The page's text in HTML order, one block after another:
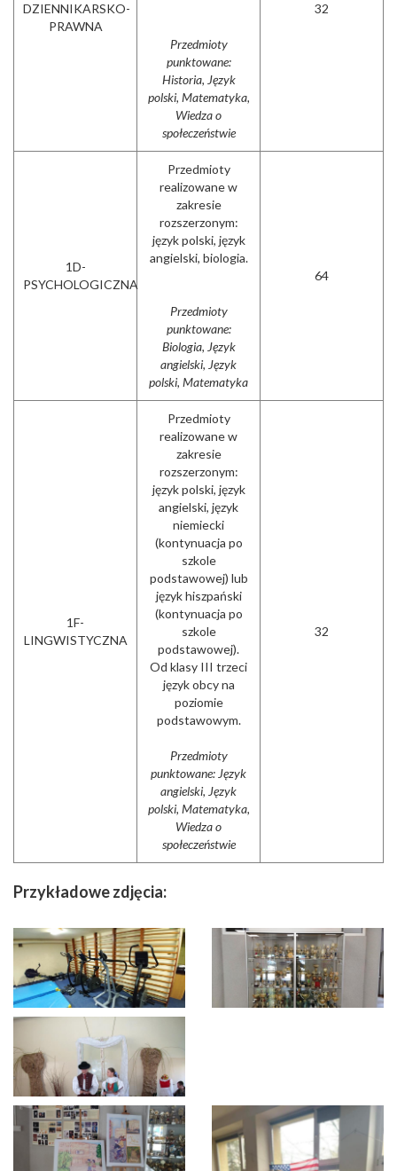
DZIENNIKARSKO-
PRAWNA
Przedmioty
punktowane:
Historia, Język
polski, Matematyka,
Wiedza o
społeczeństwie
32
1D-
PSYCHOLOGICZNA
Przedmioty
realizowane w
zakresie
rozszerzonym:
język polski, język
angielski, biologia.
Przedmioty
punktowane:
Biologia, Język
angielski, Język
polski, Matematyka
64
1F-
LINGWISTYCZNA
Przedmioty
realizowane w
zakresie
rozszerzonym:
język polski, język
angielski, język
niemiecki
(kontynuacja po
szkole
podstawowej) lub
język hiszpański
(kontynuacja po
szkole
podstawowej).
Od klasy III trzeci
język obcy na
poziomie
podstawowym.
Przedmioty
punktowane: Język
angielski, Język
polski, Matematyka,
Wiedza o
społeczeństwie
32
Przykładowe zdjęcia: